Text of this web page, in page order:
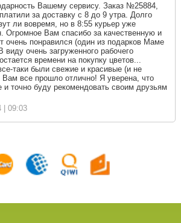
Вашему сервису. Заказ №25884,
за доставку с 8 до 9 утра. Долго
ли вовремя, но в 8:55 курьер уже
Огромное Вам спасибо за качественную и
очень понравился (один из подарков Маме
очень загруженного рабочего
времени на покупку цветов...
таки были свежие и красивые (и не
Вам все прошло отлично! Я уверена, что
точно буду рекомендовать своим друзьям
09:03